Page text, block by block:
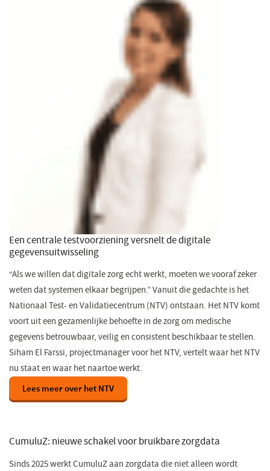
Een centrale testvoorziening versnelt de digitale
gegevensuitwisseling
“Als we willen dat digitale zorg echt werkt, moeten we vooraf zeker
weten dat systemen elkaar begrijpen.” Vanuit die gedachte is het
Nationaal Test- en Validatiecentrum (NTV) ontstaan. Het NTV komt
voort uit een gezamenlijke behoefte in de zorg om medische
gegevens betrouwbaar, veilig en consistent beschikbaar te stellen.
Siham El Farssi, projectmanager voor het NTV, vertelt waar het NTV
nu staat en waar het naartoe werkt.
Lees meer over het NTV
CumuluZ: nieuwe schakel voor bruikbare zorgdata
Sinds 2025 werkt CumuluZ aan zorgdata die niet alleen wordt